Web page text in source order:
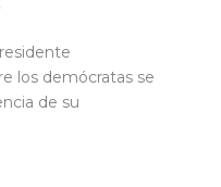
los demócratas se
de su